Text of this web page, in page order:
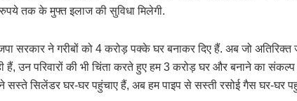
तक के मुफ्त इलाज की सुविधा मिलेगी.
सरकार ने गरीबों को 4 करोड़ पक्के घर बनाकर दिए हैं. अब जो अतिरिक्त
हैं, उन परिवारों की भी चिंता करते हुए हम 3 करोड़ घर और बनाने का
सस्ते सिलेंडर घर-घर पहुंचाए हैं, अब हम पाइप से सस्ती रसोई गैस घर-घर